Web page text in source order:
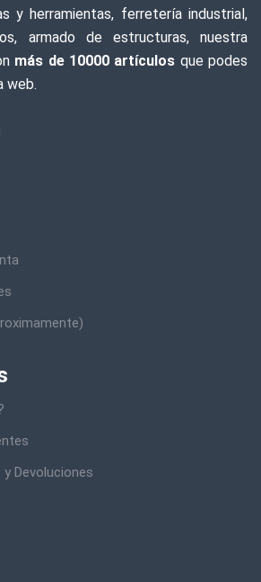
SA
y herramientas, ferretería industrial,
armado de estructuras, nuestra
más de 10000 artículos que podes
web.
Devoluciones